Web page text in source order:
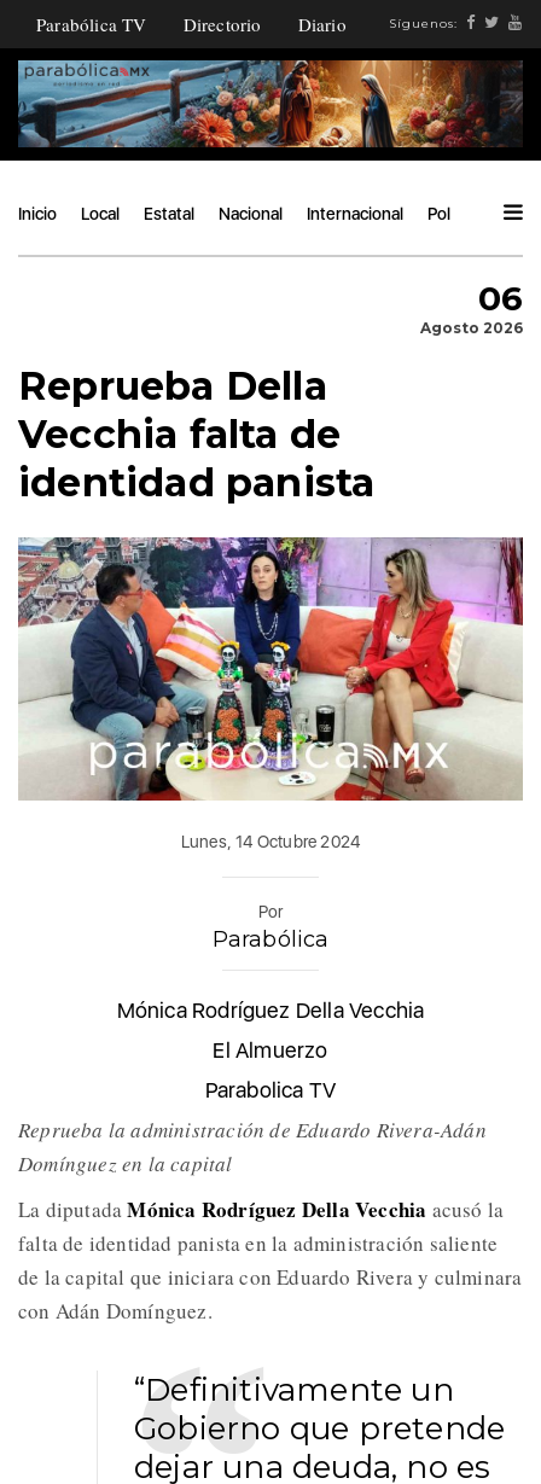
Parabólica TV Directorio Diario Síguenos:
Inicio Local Estatal Nacional Internacional Política
06
Agosto 2026
Reprueba Della
Vecchia falta de
identidad panista
Lunes, 14 Octubre 2024
Por
Parabólica
Mónica Rodríguez Della Vecchia
El Almuerzo
Parabolica TV
Reprueba la administración de Eduardo Rivera-Adán
Domínguez en la capital
La diputadaMónica Rodríguez Della Vecchia acusó la
falta de identidad panista en la administración saliente
de la capital que iniciara con Eduardo Rivera y culminara
con Adán Domínguez.
“Definitivamente un
Gobierno que pretende
dejar una deuda, no es